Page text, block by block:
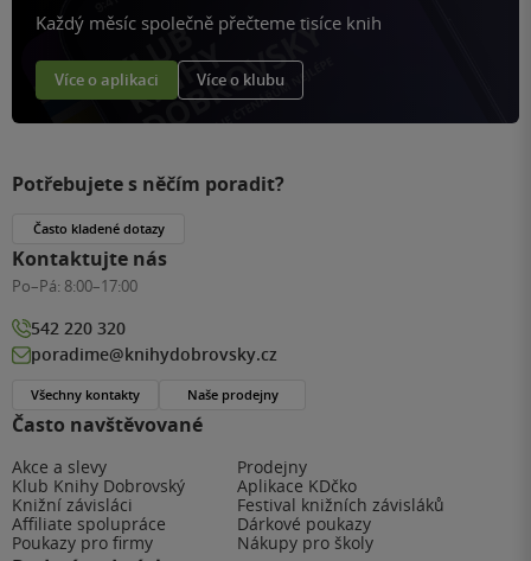
Každý měsíc společně přečteme tisíce knih
Více o aplikaci Více o klubu
Často navštěvované
Akce a slevy
Prodejny
Klub Knihy Dobrovský
Aplikace KDčko
Knižní závisláci
Festival knižních závisláků
Affiliate spolupráce
Dárkové poukazy
Poukazy pro firmy
Nákupy pro školy
Potřebujete s něčím poradit?
Často kladené dotazy
Kontaktujte nás
Po–Pá: 8:00–17:00
542 220 320
poradime@knihydobrovsky.cz
Všechny kontakty Naše prodejny